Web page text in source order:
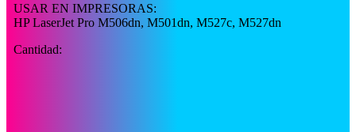
USAR EN IMPRESORAS:
HP LaserJet Pro M506dn, M501dn, M527c, M527dn
Cantidad: